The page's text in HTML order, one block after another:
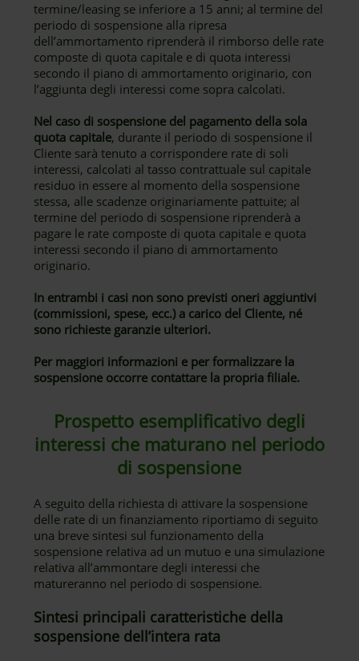
termine/leasing se inferiore a 15 anni; al termine del
periodo di sospensione alla ripresa
dell’ammortamento riprenderà il rimborso delle rate
composte di quota capitale e di quota interessi
secondo il piano di ammortamento originario, con
l’aggiunta degli interessi come sopra calcolati.
Nel caso di sospensione del pagamento della sola
quota capitale, durante il periodo di sospensione il
Cliente sarà tenuto a corrispondere rate di soli
interessi, calcolati al tasso contrattuale sul capitale
residuo in essere al momento della sospensione
stessa, alle scadenze originariamente pattuite; al
termine del periodo di sospensione riprenderà a
pagare le rate composte di quota capitale e quota
interessi secondo il piano di ammortamento
originario.
In entrambi i casi non sono previsti oneri aggiuntivi
(commissioni, spese, ecc.) a carico del Cliente, né
sono richieste garanzie ulteriori.
Per maggiori informazioni e per formalizzare la
sospensione occorre contattare la propria filiale.
Prospetto esemplificativo degli
interessi che maturano nel periodo
di sospensione
A seguito della richiesta di attivare la sospensione
delle rate di un finanziamento riportiamo di seguito
una breve sintesi sul funzionamento della
sospensione relativa ad un mutuo e una simulazione
relativa all’ammontare degli interessi che
matureranno nel periodo di sospensione.
Sintesi principali caratteristiche della
sospensione dell’intera rata